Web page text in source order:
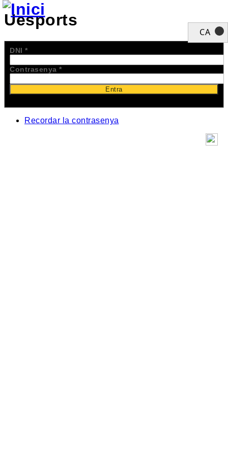
Uesports
CA
DNI *
Contrasenya *
Recordar la contrasenya